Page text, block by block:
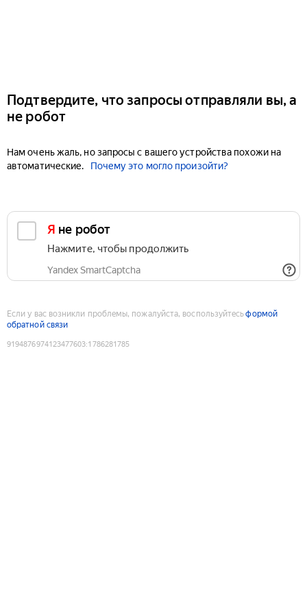
Подтвердите, что запросы отправляли вы, а
не робот
Нам очень жаль, но запросы с вашего устройства похожи на
автоматические.
Почему это могло произойти?
Я не робот
Нажмите, чтобы продолжить
Yandex SmartCaptcha
Если у вас возникли проблемы, пожалуйста, воспользуйтесьформой
обратной связи
9194876974123477603:1786281785